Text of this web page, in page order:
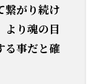
繋がり続け
より魂の目
る事だと確